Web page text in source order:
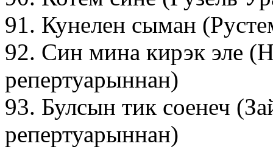
91. Кунелен сыман
92. Син мина кирэк эле
репертуарыннан)
93. Булсын тик соенеч
репертуарыннан)